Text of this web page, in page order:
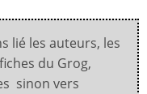
lié les auteurs, les
du Grog,
sinon vers